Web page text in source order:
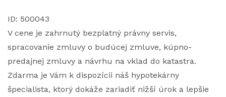
ID: 500043
V cene je zahrnutý bezplatný právny servis,
spracovanie zmluvy o budúcej zmluve, kúpno-
predajnej zmluvy a návrhu na vklad do katastra.
Zdarma je Vám k dispozícii náš hypotekárny
špecialista, ktorý dokáže zariadiť nižší úrok a lepšie